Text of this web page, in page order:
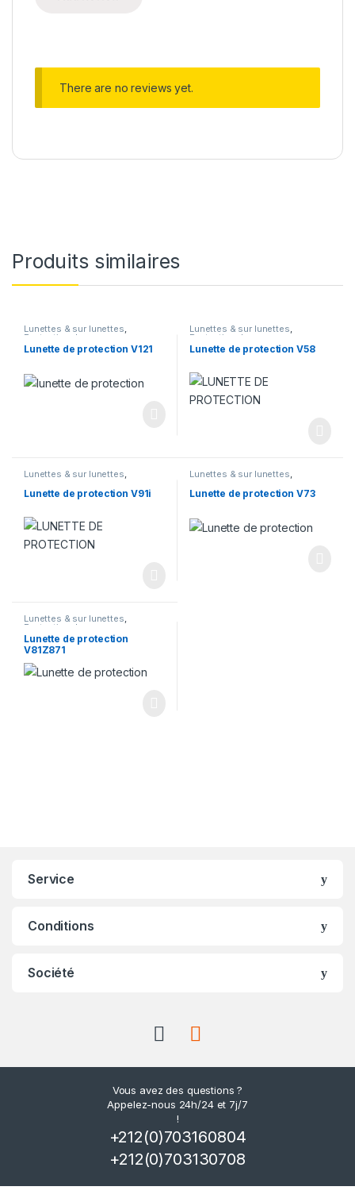
There are no reviews yet.
Produits similaires
Lunettes & sur lunettes,
Protection des yeux
Lunette de protection V121
Lunettes & sur lunettes,
Protection des yeux
Lunette de protection V58
Lunettes & sur lunettes,
Lunette de protection V91i
Lunettes & sur lunettes,
Lunette de protection V73
Lunettes & sur lunettes,
Protection des yeux
Lunette de protection
V81Z871
Service
Conditions
Société
Vous avez des questions ?
Appelez-nous 24h/24 et 7j/7
!
+212(0)703160804
+212(0)703130708